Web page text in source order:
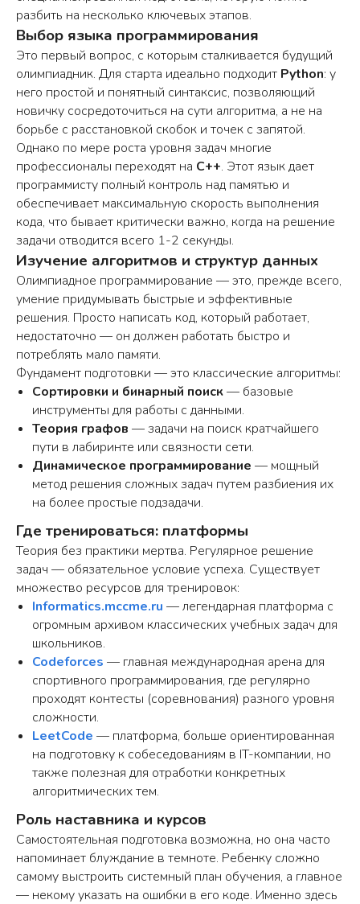
разбить на несколько ключевых этапов.
Выбор языка программирования
Это первый вопрос, с которым сталкивается будущий
олимпиадник. Для старта идеально подходит Python: у
него простой и понятный синтаксис, позволяющий
новичку сосредоточиться на сути алгоритма, а не на
борьбе с расстановкой скобок и точек с запятой.
Однако по мере роста уровня задач многие
профессионалы переходят на C++. Этот язык дает
программисту полный контроль над памятью и
обеспечивает максимальную скорость выполнения
кода, что бывает критически важно, когда на решение
задачи отводится всего 1-2 секунды.
Изучение алгоритмов и структур данных
Олимпиадное программирование — это, прежде всего,
умение придумывать быстрые и эффективные
решения. Просто написать код, который работает,
недостаточно — он должен работать быстро и
потреблять мало памяти.
Фундамент подготовки — это классические алгоритмы:
Сортировки и бинарный поиск— базовые
инструменты для работы с данными.
Теория графов — задачи на поиск кратчайшего
пути в лабиринте или связности сети.
Динамическое программирование — мощный
метод решения сложных задач путем разбиения их
на более простые подзадачи.
Где тренироваться: платформы
Теория без практики мертва. Регулярное решение
задач — обязательное условие успеха. Существует
множество ресурсов для тренировок:
Informatics.mccme.ru — легендарная платформа с
огромным архивом классических учебных задач для
школьников.
Codeforces — главная международная арена для
спортивного программирования, где регулярно
проходят контесты (соревнования) разного уровня
сложности.
LeetCode — платформа, больше ориентированная
на подготовку к собеседованиям в IT-компании, но
также полезная для отработки конкретных
алгоритмических тем.
Роль наставника и курсов
Самостоятельная подготовка возможна, но она часто
напоминает блуждание в темноте. Ребенку сложно
самому выстроить системный план обучения, а главное
— некому указать на ошибки в его коде. Именно здесь
ОСТАВИТЬ ЗАЯВКУ
Подберём для вас подходящий
курс и программу или составим
индивидуальный план занятий
Другие
Какие игры делают
с помощью Scratch?
Программирование
- что это и зачем?
Как выбрать язык
программирования?
12
различных
тем
5
часов
30
более
статей о
сфере IT
В нашем блоге вы можете найти
полезные статьи, связанные с темами
наших курсов, и изучать их
самостоятельно
ПОЛЕЗНЫЕ
СТАТЬИ